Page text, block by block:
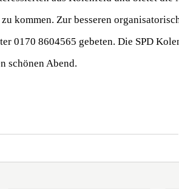
kommen. Zur besseren
0170 8604565 gebeten. Die SPD
schönen Abend.